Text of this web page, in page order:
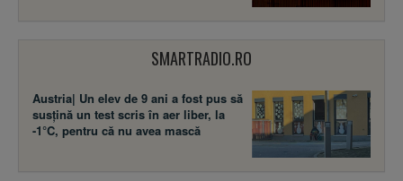
SMARTRADIO.RO
Austria| Un elev de 9 ani a fost pus să
susţină un test scris în aer liber, la
-1°C, pentru că nu avea mască